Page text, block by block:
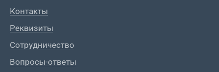
Контакты
Реквизиты
Сотрудничество
Вопросы-ответы